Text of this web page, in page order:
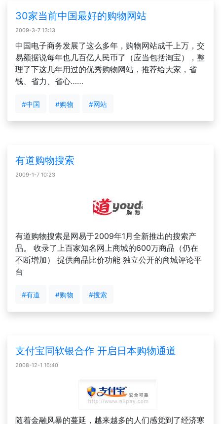
30家当前中国最好的购物网站
2009-3-7 13:13
中国电子商务发展了这么多年，购物网站成千上万，交
易额据说每年也几百亿人民币了（应当包括淘宝），整
理了下这几年用过的优秀购物网站，推荐给大家，省
钱、省力、省心……
#中国 #购物 #网站
有道购物搜索
2009-1-7 10:23
有道购物搜索是网易于2009年1月全新推出的搜索产
品。 收录了上百家知名网上商城的600万商品（仍在
不断增加） 提供商品比价功能 独立公开的商城评论平
台
#有道 #购物 #搜索
支付宝同软银合作 开启日本购物通道
2008-12-1 16:40
随着金融风暴的蔓延，越来越多的人们感觉到了经济寒